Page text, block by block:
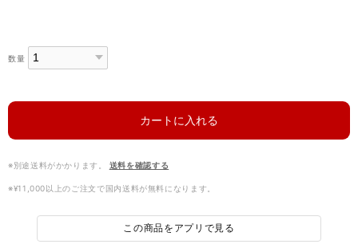
数量
カートに入れる
※別途送料がかかります。 送料を確認する
※¥11,000以上のご注文で国内送料が無料になります。
この商品をアプリで見る